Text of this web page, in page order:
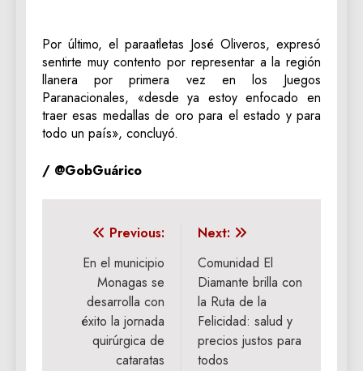
Por último, el paraatletas José Oliveros, expresó
sentirte muy contento por representar a la región
llanera por primera vez en los Juegos
Paranacionales, «desde ya estoy enfocado en
traer esas medallas de oro para el estado y para
todo un país», concluyó.
/ @GobGuárico
Navegación
entradas
Previous:
En el municipio
Monagas se
desarrolla con
éxito la jornada
quirúrgica de
cataratas
Next:
Comunidad El
Diamante brilla con
la Ruta de la
Felicidad: salud y
precios justos para
todos